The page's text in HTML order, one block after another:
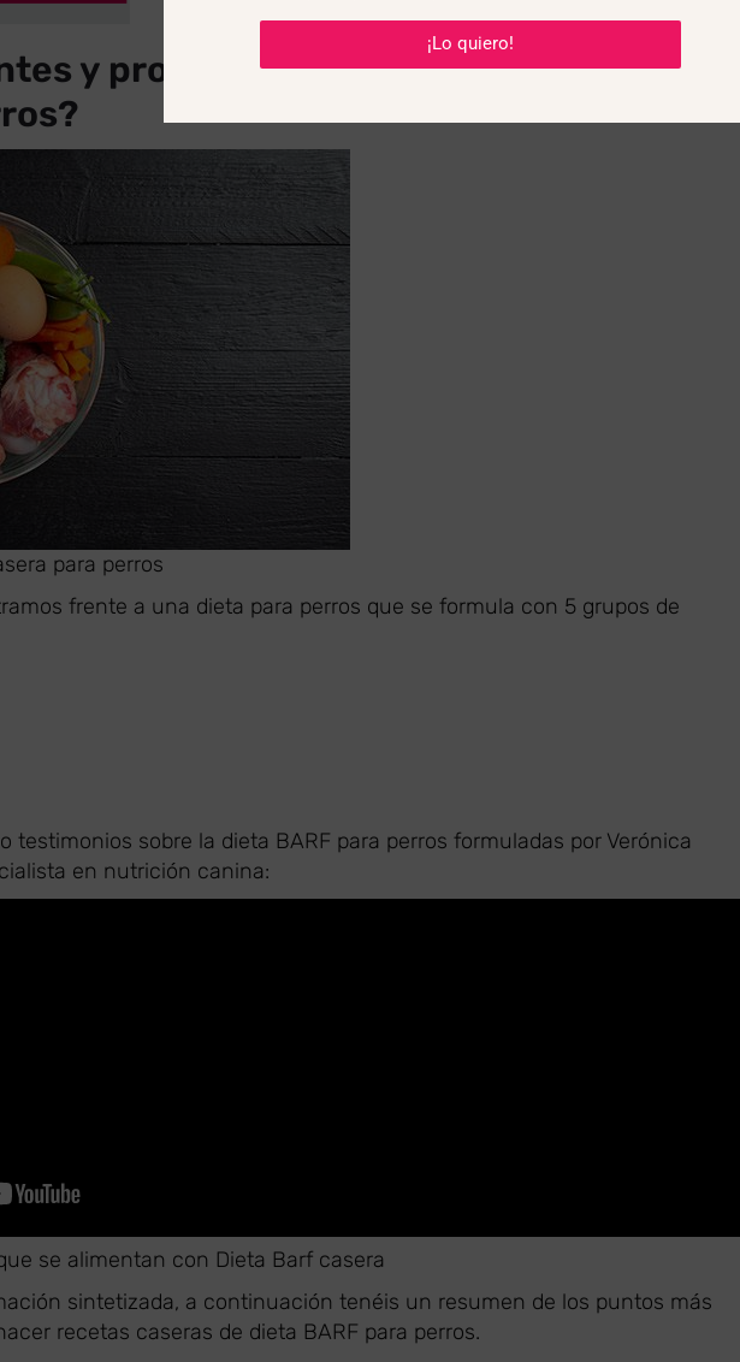
y proporciones debe incluir una
para perros
frente a una dieta para perros que se formula con 5 grupos de
testimonios sobre la dieta BARF para perros formuladas por Verónica
en nutrición canina:
se alimentan con Dieta Barf casera
sintetizada, a continuación tenéis un resumen de los puntos más
recetas caseras de dieta BARF para perros.
¡Lo quiero!